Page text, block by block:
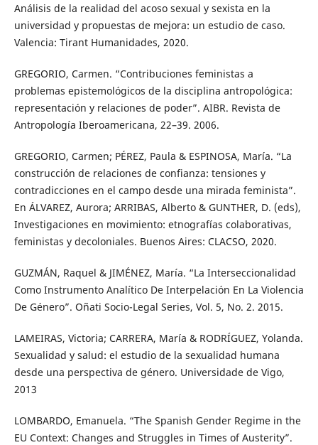
Análisis de la realidad del acoso sexual y sexista en la
universidad y propuestas de mejora: un estudio de caso.
Valencia: Tirant Humanidades, 2020.
GREGORIO, Carmen. “Contribuciones feministas a
problemas epistemológicos de la disciplina antropológica:
representación y relaciones de poder”. AIBR. Revista de
Antropología Iberoamericana, 22–39. 2006.
GREGORIO, Carmen; PÉREZ, Paula & ESPINOSA, María. “La
construcción de relaciones de confianza: tensiones y
contradicciones en el campo desde una mirada feminista”.
En ÁLVAREZ, Aurora; ARRIBAS, Alberto & GUNTHER, D. (eds),
Investigaciones en movimiento: etnografías colaborativas,
feministas y decoloniales. Buenos Aires: CLACSO, 2020.
GUZMÁN, Raquel & JIMÉNEZ, María. “La Interseccionalidad
Como Instrumento Analítico De Interpelación En La Violencia
De Género”. Oñati Socio-Legal Series, Vol. 5, No. 2. 2015.
LAMEIRAS, Victoria; CARRERA, María & RODRÍGUEZ, Yolanda.
Sexualidad y salud: el estudio de la sexualidad humana
desde una perspectiva de género. Universidade de Vigo,
2013
LOMBARDO, Emanuela. “The Spanish Gender Regime in the
EU Context: Changes and Struggles in Times of Austerity”.